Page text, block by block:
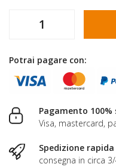
Potrai pagare con:
Pagamento 100%
Visa, mastercard,
Spedizione rapida
consegna in circa